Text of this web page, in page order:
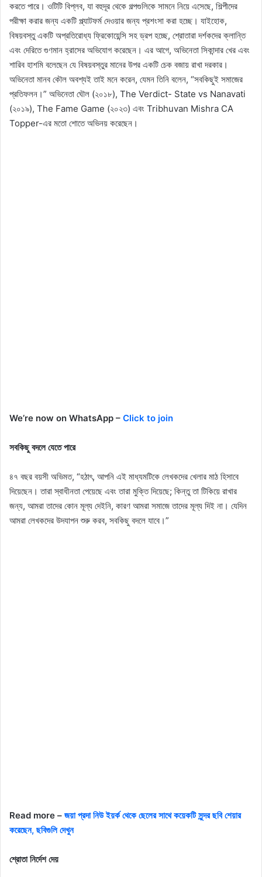
করতে পারে। ওটিটি বিপ্লব, যা বহুদূর থেকে গল্পগুলিকে সামনে নিয়ে এসেছে, শিল্পীদের
পরীক্ষা করার জন্য একটি প্ল্যাটফর্ম দেওয়ার জন্য প্রশংসা করা হচ্ছে। যাইহোক,
বিষয়বস্তু একটি অপ্রতিরোধ্য ফ্রিকোয়েন্সি সহ ড্রপ হচ্ছে, শ্রোতারা দর্শকদের ক্লান্তি
এবং দেরিতে গুণমান হ্রাসের অভিযোগ করেছেন। এর আগে, অভিনেতা সিকান্দার খের এবং
শারিব হাশমি বলেছেন যে বিষয়বস্তুর মানের উপর একটি চেক বজায় রাখা দরকার।
অভিনেতা মানব কৌল অবশ্যই তাই মনে করেন, যেমন তিনি বলেন, “সবকিছুই সমাজের
প্রতিফলন।” অভিনেতা ঘৌল (২০১৮), The Verdict- State vs Nanavati
(২০১৯), The Fame Game (২০২৩) এবং Tribhuvan Mishra CA
Topper-এর মতো শোতে অভিনয় করেছেন।
We’re now on WhatsApp – Click to join
সবকিছু বদলে যেতে পারে
৪৭ বছর বয়সী অভিমত, “হঠাৎ, আপনি এই মাধ্যমটিকে লেখকদের খেলার মাঠ হিসাবে
দিয়েছেন। তারা স্বাধীনতা পেয়েছে এবং তারা মুক্তি দিয়েছে; কিন্তু তা টিকিয়ে রাখার
জন্য, আমরা তাদের কোন মূল্য দেইনি, কারণ আমরা সমাজে তাদের মূল্য দিই না। যেদিন
আমরা লেখকদের উদযাপন শুরু করব, সবকিছু বদলে যাবে।”
Read more – জয়া প্রদা নিউ ইয়র্ক থেকে ছেলের সাথে কয়েকটি সুন্দর ছবি শেয়ার
করেছেন, ছবিগুলি দেখুন
শ্রোতা নির্দেশ দেয়